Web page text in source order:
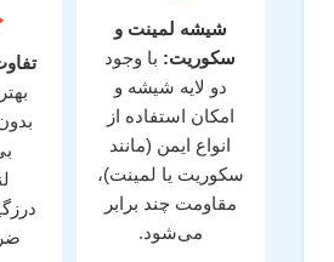
شیشه لمینت و
سکوریت: با وجود
دو لایه شیشه و
امکان استفاده از
انواع ایمن (مانند
سکوریت یا لمینت)،
مقاومت چند برابر
می‌شود.